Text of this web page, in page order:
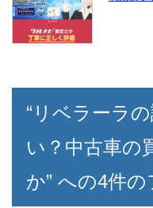
“リベラーラ
い？中古車の
か” への4件